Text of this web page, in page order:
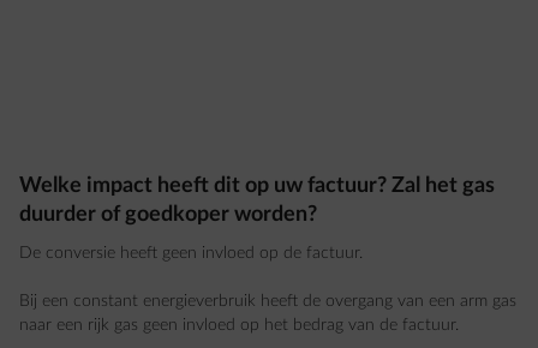
Welke impact heeft dit op uw factuur? Zal het gas
duurder of goedkoper worden?
De conversie heeft geen invloed op de factuur.
Bij een constant energieverbruik heeft de overgang van een arm gas
naar een rijk gas geen invloed op het bedrag van de factuur.